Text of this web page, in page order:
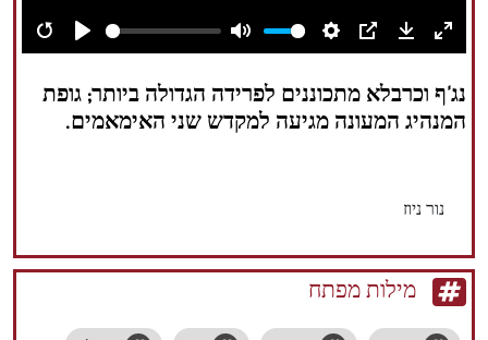
RestartPlay Mute Settings
PIP Download
Enter
נג'ף וכרבלא מתכוננים לפרידה הגדולה ביותר; גופת
המנהיג המעונה מגיעה למקדש שני האימאמים.
נור ניוז
מילות מפתח